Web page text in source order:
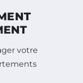
votre